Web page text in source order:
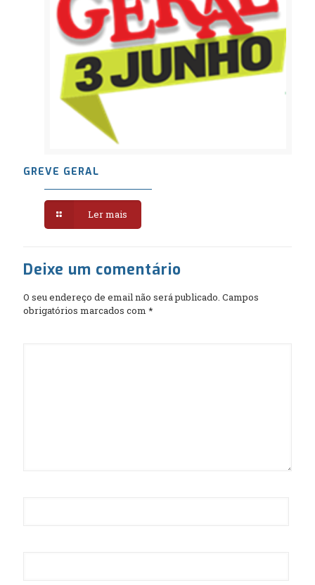
GREVE GERAL
Ler mais
Deixe um comentário
O seu endereço de email não será publicado. Campos
obrigatórios marcados com *